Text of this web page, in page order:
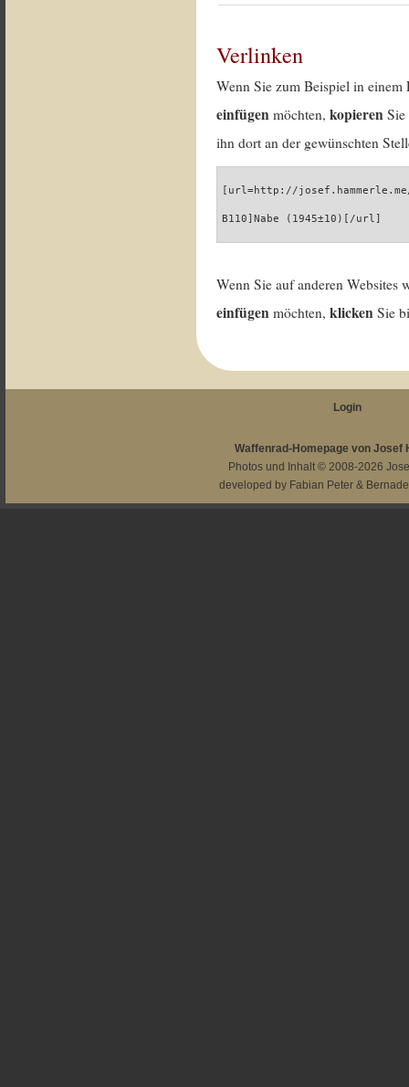
Verlinken
Wenn Sie zum Beispiel in
einfügen möchten,kopieren
ihn dort an der gewünschten
[url=http://josef.hammerle.me/
B110]Nabe (1945±10)[/url]
Wenn Sie auf anderen
einfügen möchten,klicken Sie
Login
Waffenrad-Homepage von Josef
Photos und Inhalt © 2008-2026
developed by Fabian Peter &